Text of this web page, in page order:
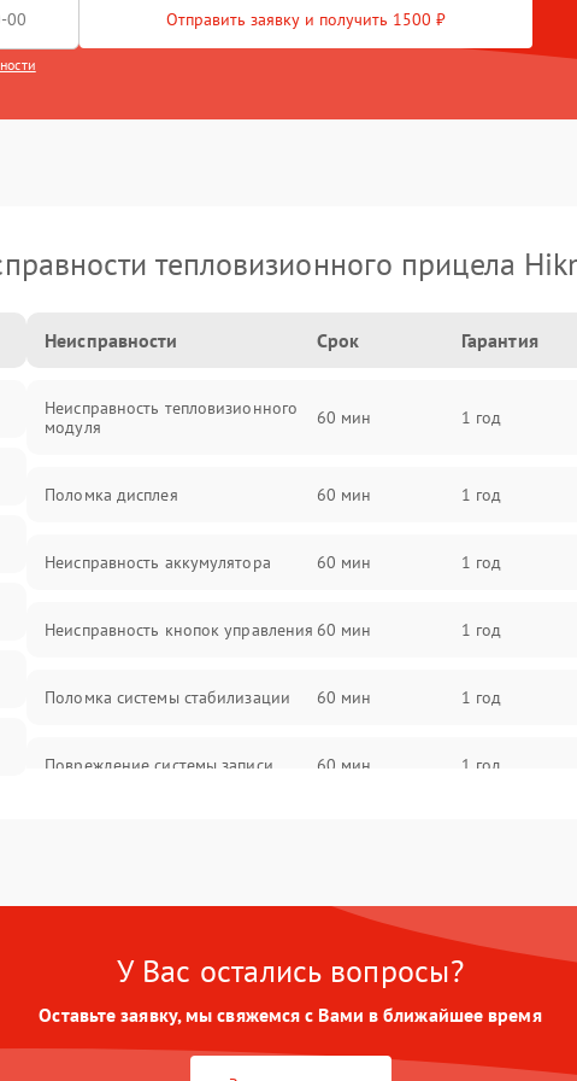
Отправить заявку и получить 1500 ₽
тепловизионного прицела
Неисправности Срок Гарантия
Неисправность тепловизионного
модуля
60 мин 1 год
Поломка дисплея 60 мин 1 год
Неисправность аккумулятора 60 мин 1 год
Неисправность кнопок управления 60 мин 1 год
Поломка системы стабилизации 60 мин 1 год
Повреждение системы записи 60 мин 1 год
Повреждение системы защиты от
перегрузок
60 мин 1 год
Неисправность системы
автоматического отключения
1 год
У Вас остались вопросы?
Оставьте заявку, мы свяжемся с Вами в ближайшее время